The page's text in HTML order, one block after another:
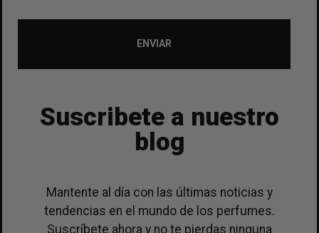
ENVIAR
Suscribete a nuestro
blog
Mantente al día con las últimas noticias y
tendencias en el mundo de los perfumes.
Suscríbete ahora y no te pierdas ninguna